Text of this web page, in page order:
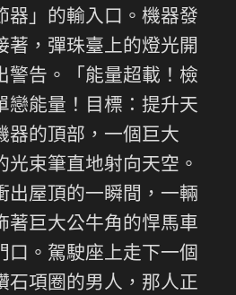
器」的輸入口。機器發
著，彈珠臺上的燈光開
警告。「能量超載！檢
戀能量！目標：提升天
器的頂部，一個巨大
光束筆直地射向天空。
出屋頂的一瞬間，一輛
著巨大公牛角的悍馬車
口。駕駛座上走下一個
石項圈的男人，那人正